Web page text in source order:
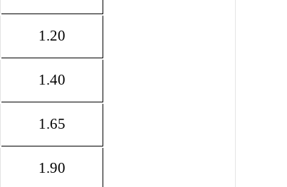
1.20
1.40
1.65
1.90